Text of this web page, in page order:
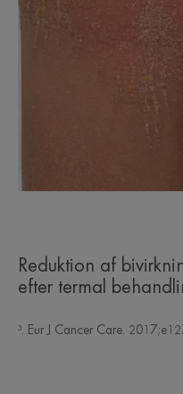
Reduktion af
efter termal
³. Eur J Cancer Care.